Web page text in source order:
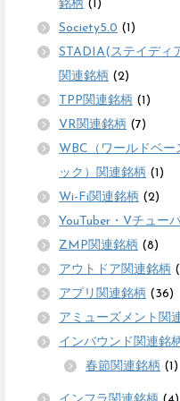
銘柄 (1)
Society5.0 (1)
STADIA(ステイディ
関連銘柄 (2)
TPP関連銘柄 (1)
VR関連銘柄 (7)
WBC（ワールドベー
ック）関連銘柄 (1)
Wi-Fi関連銘柄 (2)
YouTuber・Vチュー
ZMP関連銘柄 (8)
アウトドア関連銘柄
アプリ関連銘柄 (36)
アミューズメント関
インバウンド関連銘
春節関連銘柄 (1)